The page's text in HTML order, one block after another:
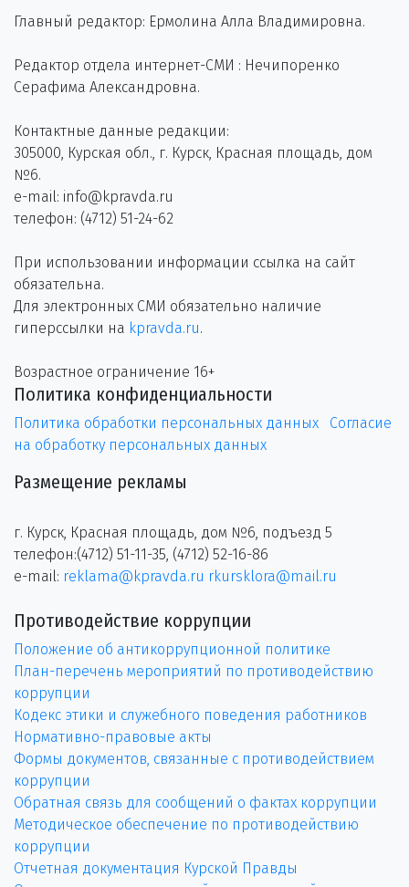
Главный редактор: Ермолина Алла Владимировна.
Редактор отдела интернет-СМИ : Нечипоренко
Серафима Александровна.
Контактные данные редакции:
305000, Курская обл., г. Курск, Красная площадь, дом
№6.
e-mail: info@kpravda.ru
телефон: (4712) 51-24-62
При использовании информации ссылка на сайт
обязательна.
Для электронных СМИ обязательно наличие
гиперссылки на kpravda.ru.
Возрастное ограничение 16+
Политика конфиденциальности
Политика обработки персональных данных
Согласие
на обработку персональных данных
Размещение рекламы
г. Курск, Красная площадь, дом №6, подъезд 5
телефон:(4712) 51-11-35, (4712) 52-16-86
e-mail: reklama@kpravda.ru rkursklora@mail.ru
Противодействие коррупции
Положение об антикоррупционной политике
План-перечень мероприятий по противодействию
коррупции
Кодекс этики и служебного поведения работников
Нормативно-правовые акты
Формы документов, связанные с противодействием
коррупции
Обратная связь для сообщений о фактах коррупции
Методическое обеспечение по противодействию
коррупции
Отчетная документация Курской Правды